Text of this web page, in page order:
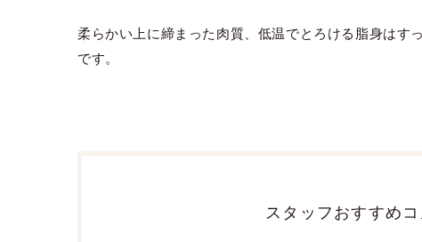
柔らかい上に締まった肉質、低温でとろける脂身はす
です。
スタッフおすすめコ